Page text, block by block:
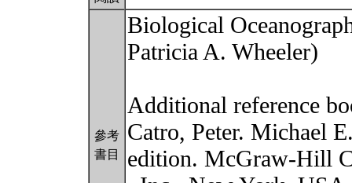
參考
書目
Biological
Patricia A. Wheeler)
Additional reference
Catro, Peter. Michael
edition. McGraw-Hill